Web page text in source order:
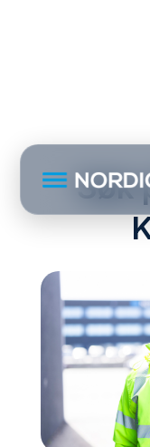
Søk